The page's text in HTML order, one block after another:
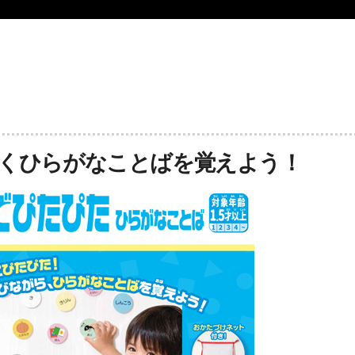
ひらがなことばを覚えよう！